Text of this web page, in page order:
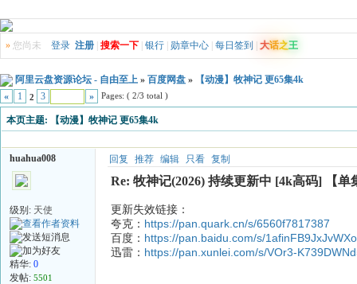
» 您尚未 登录 注册 搜索一下 银行 勋章中心 每日签到 大话之王
阿里云盘资源论坛 - 自由至上 » 百度网盘 »
【动漫】牧神记 更65集4k
«
1 2 3 » Pages: ( 2/3 total )
本页主题: 【动漫】牧神记 更65集4k
huahua008
级别: 天使
精华: 0
发帖: 5501
回复 推荐 编辑 只看 复制
Re: 牧神记(2026) 持续更新中 [4k高码] 【单
更新失效链接：
夸克： https://pan.quark.cn/s/6560f7817387
百度： https://pan.baidu.com/s/
迅雷： https://pan.xunlei.com/s/VOr3-